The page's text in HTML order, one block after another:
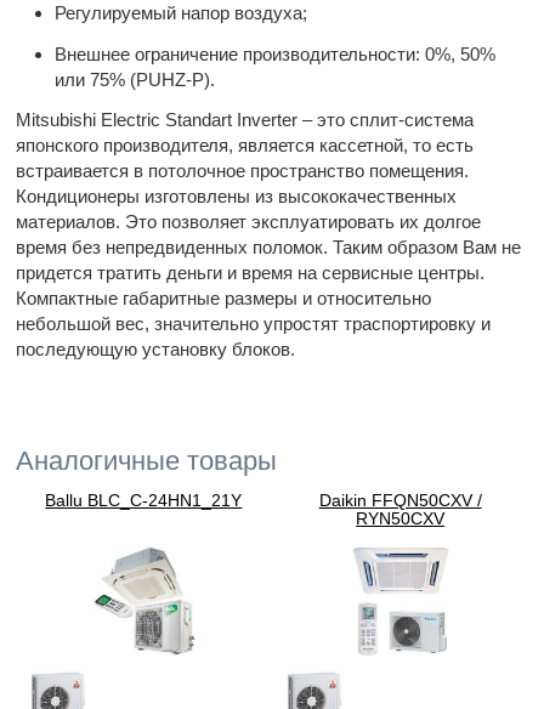
Регулируемый напор воздуха;
Внешнее ограничение производительности: 0%, 50%
или 75% (PUHZ-P).
Mitsubishi Electric Standart Inverter – это сплит-система
японского производителя, является кассетной, то есть
встраивается в потолочное пространство помещения.
Кондиционеры изготовлены из высококачественных
материалов. Это позволяет эксплуатировать их долгое
время без непредвиденных поломок. Таким образом Вам не
придется тратить деньги и время на сервисные центры.
Компактные габаритные размеры и относительно
небольшой вес, значительно упростят траспортировку и
последующую установку блоков.
Аналогичные товары
Ballu BLC_C-24HN1_21Y
Daikin FFQN50CXV /
RYN50CXV